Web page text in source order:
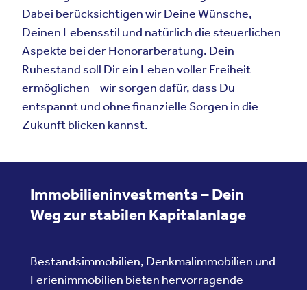
Dabei berücksichtigen wir Deine Wünsche,
Deinen Lebensstil und natürlich die steuerlichen
Aspekte bei der Honorarberatung. Dein
Ruhestand soll Dir ein Leben voller Freiheit
ermöglichen – wir sorgen dafür, dass Du
entspannt und ohne finanzielle Sorgen in die
Zukunft blicken kannst.
Immobilieninvestments – Dein
Weg zur stabilen Kapitalanlage
Bestandsimmobilien, Denkmalimmobilien und
Ferienimmobilien bieten hervorragende